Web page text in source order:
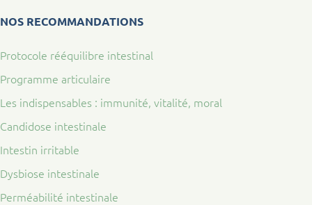
NOS RECOMMANDATIONS
Protocole rééquilibre intestinal
Programme articulaire
Les indispensables : immunité, vitalité, moral
Candidose intestinale
Intestin irritable
Dysbiose intestinale
Perméabilité intestinale